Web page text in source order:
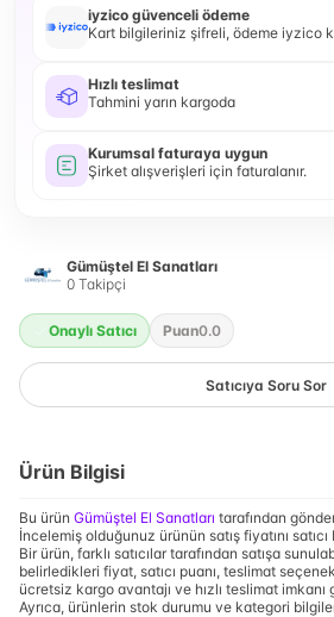
iyzico güvenceli ödeme
Kart bilgileriniz şifreli, ödeme iyzico
Hızlı teslimat
Tahmini yarın kargoda
Kurumsal faturaya uygun
Şirket alışverişleri için faturalanır.
Gümüştel El Sanatları
0 Takipçi
Onaylı Satıcı Puan0.0
Satıcıya Soru Sor
Ürün Bilgisi
Bu ürün Gümüştel El Sanatları tarafından
İncelemiş olduğunuz ürünün satış fiyatını
Bir ürün, farklı satıcılar tarafından satışa
belirledikleri fiyat, satıcı puanı, teslimat
ücretsiz kargo avantajı ve hızlı teslimat imkanı
Ayrıca, ürünlerin stok durumu ve kategori